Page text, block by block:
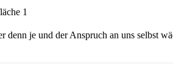
denn je und der Anspruch an uns selbst